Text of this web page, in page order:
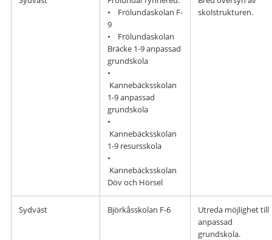
• Frölundaskolan F-
9
• Frölundaskolan
Bräcke 1-9 anpassad
grundskola
•
Kannebäcksskolan
1-9 anpassad
grundskola
•
Kannebäcksskolan
1-9 resursskola
•
Kannebäcksskolan
Döv och Hörsel
skolstrukturen.
Sydväst Björkåsskolan F-6
Utreda möjlighet till
anpassad
grundskola.